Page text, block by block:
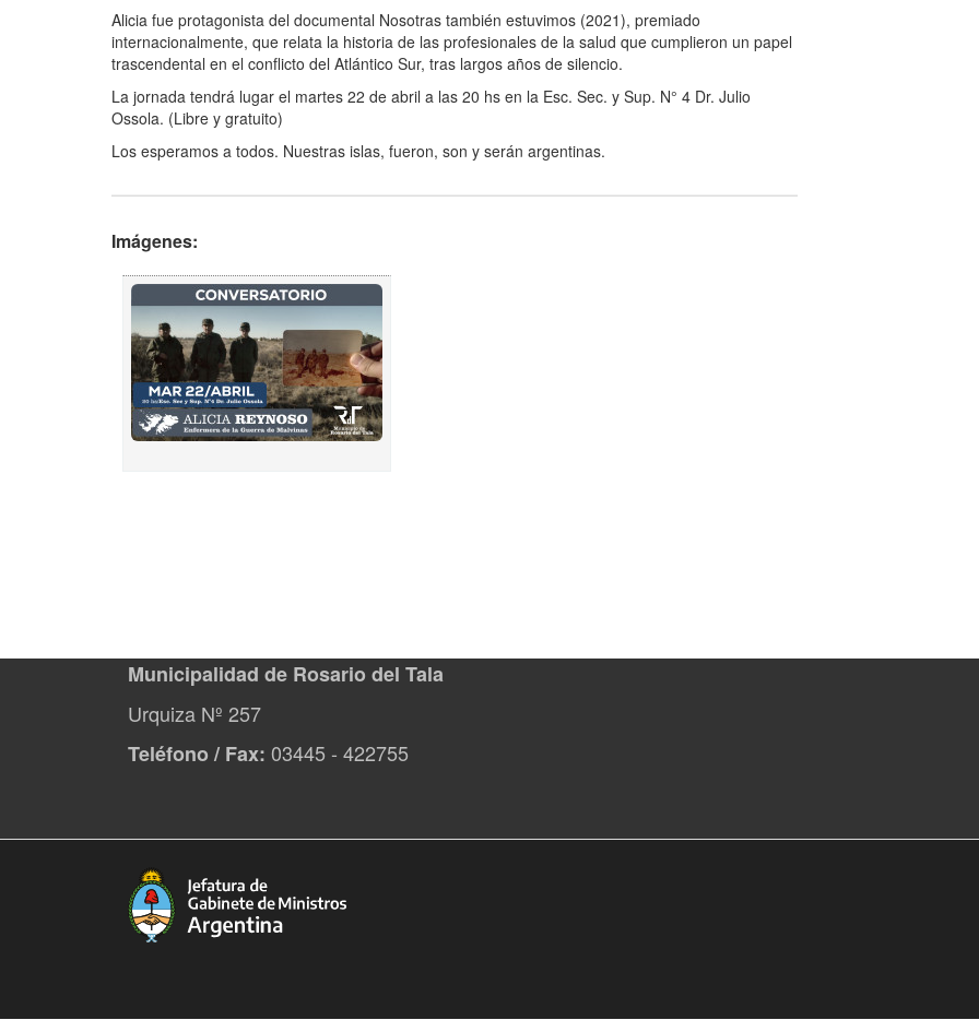
Alicia fue protagonista del documental Nosotras también estuvimos (2021), premiado
internacionalmente, que relata la historia de las profesionales de la salud que cumplieron un papel
trascendental en el conflicto del Atlántico Sur, tras largos años de silencio.
La jornada tendrá lugar el martes 22 de abril a las 20 hs en la Esc. Sec. y Sup. N° 4 Dr. Julio
Ossola. (Libre y gratuito)
Los esperamos a todos. Nuestras islas, fueron, son y serán argentinas.
Imágenes:
Municipalidad de Rosario del Tala
Urquiza Nº 257
Teléfono / Fax: 03445 - 422755